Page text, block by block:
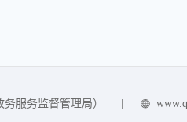
服务监督管理局）